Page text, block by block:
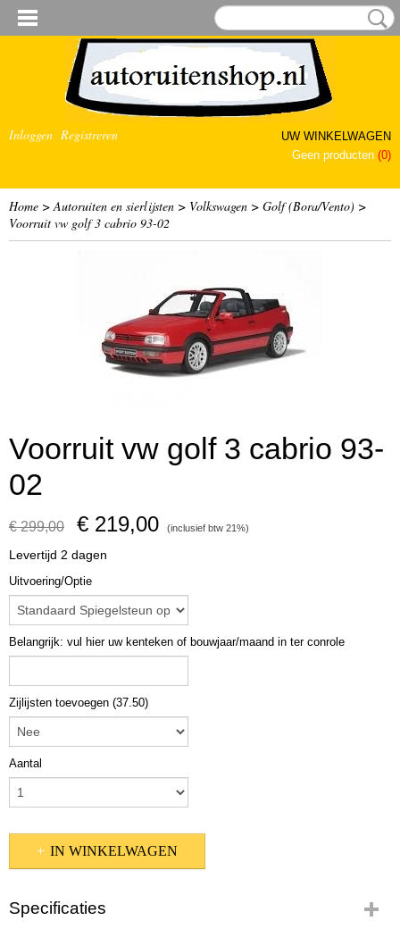
Inloggen Registreren
UW WINKELWAGEN
Geen producten (0)
Home >Autoruiten en sierlijsten > Volkswagen > Golf (Bora/Vento) >
Voorruit vw golf 3 cabrio 93-02
Voorruit vw golf 3 cabrio 93-
02
€ 299,00 € 219,00 (inclusief btw 21%)
Levertijd 2 dagen
Uitvoering/Optie
Belangrijk: vul hier uw kenteken of bouwjaar/maand in ter conrole
Zijlijsten toevoegen (37.50)
Aantal
IN WINKELWAGEN
Specificaties